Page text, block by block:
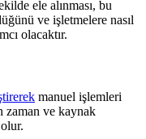
ele alınması, bu
ve işletmelere nasıl
olacaktır.
manuel işlemleri
zaman ve kaynak